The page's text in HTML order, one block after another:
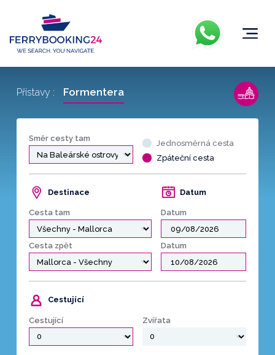
Směr cesty tam
Jednosměrná cesta
Zpáteční cesta
Destinace
Cesta tam
Datum
Datum
Cesta zpět Datum
Cestující
Cestující Zvířata
Přístavy : Formentera